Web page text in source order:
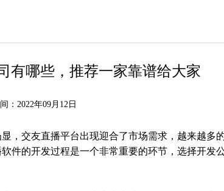
有哪些，推荐一家靠谱给大家
：2022年09月12日
，交友直播平台出现迎合了市场需求，越来越多
件的开发过程是一个非常重要的环节，选择开发